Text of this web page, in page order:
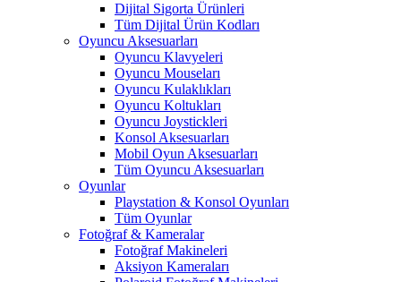
Dijital Sigorta Ürünleri
Tüm Dijital Ürün Kodları
Oyuncu Aksesuarları
Oyuncu Klavyeleri
Oyuncu Mouseları
Oyuncu Kulaklıkları
Oyuncu Koltukları
Oyuncu Joystickleri
Konsol Aksesuarları
Mobil Oyun Aksesuarları
Tüm Oyuncu Aksesuarları
Oyunlar
Playstation & Konsol Oyunları
Tüm Oyunlar
Fotoğraf & Kameralar
Fotoğraf Makineleri
Aksiyon Kameraları